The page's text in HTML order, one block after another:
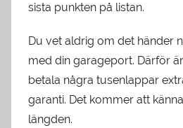
sista punkten på listan.
Du vet aldrig om det händer
med din garageport. Därför
betala några tusenlappar
garanti. Det kommer att
längden.